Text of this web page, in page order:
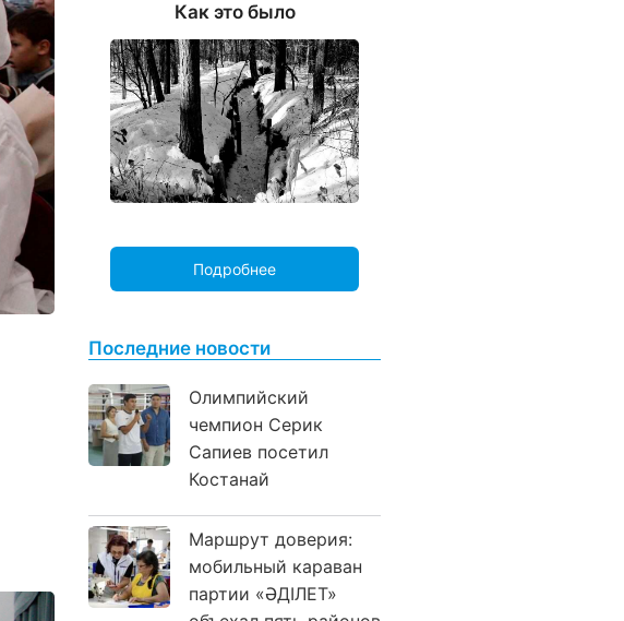
Как это было
Подробнее
Последние новости
Олимпийский
чемпион Серик
Сапиев посетил
Костанай
Маршрут доверия:
мобильный караван
партии «ӘДІЛЕТ»